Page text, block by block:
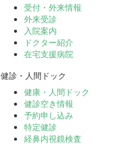
受付・外来情報
外来受診
入院案内
ドクター紹介
在宅支援病院
健診・人間ドック
健康・人間ドック
健診空き情報
予約申し込み
特定健診
経鼻内視鏡検査